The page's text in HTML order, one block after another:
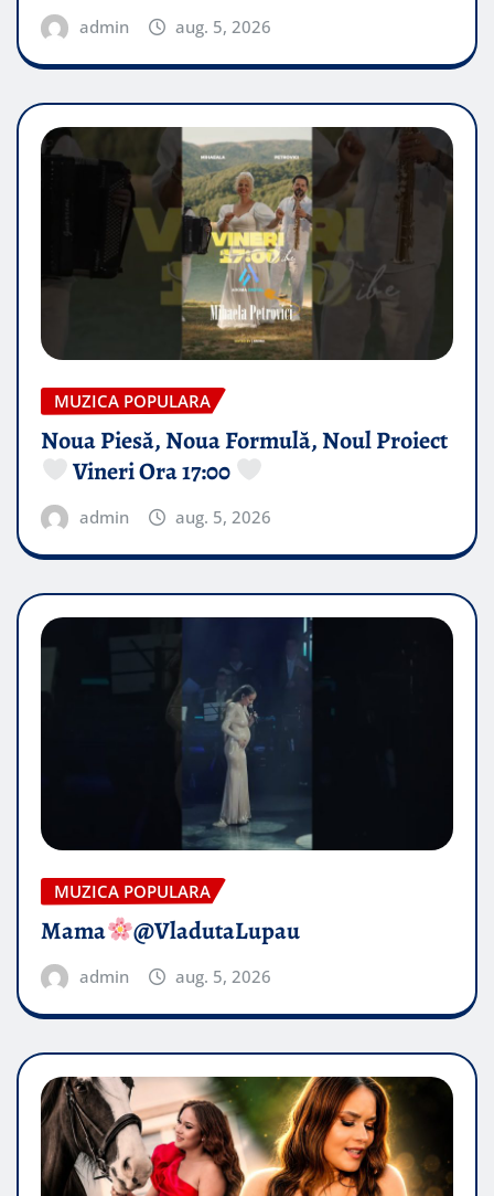
admin aug. 5, 2026
MUZICA POPULARA
Noua Piesă, Noua Formulă, Noul Proiect
Vineri Ora 17:00
admin aug. 5, 2026
MUZICA POPULARA
Mama @VladutaLupau
admin aug. 5, 2026